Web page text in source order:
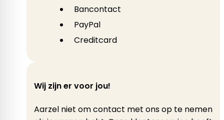
Bancontact
PayPal
Creditcard
Wij zijn er voor jou!
Aarzel niet om contact met ons op te nemen